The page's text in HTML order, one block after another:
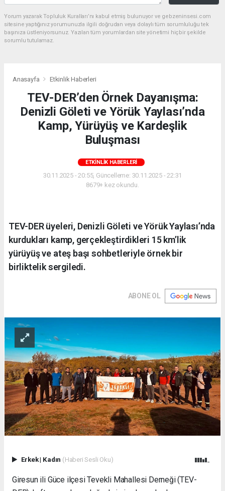
Yorum yazarak Topluluk Kuralları’nı kabul etmiş bulunuyor ve gebzeninsesi.com
sitesine yaptığınız yorumunuzla ilgili doğrudan veya dolaylı tüm sorumluluğu tek
başınıza üstleniyorsunuz. Yazılan tüm yorumlardan site yönetimi hiçbir şekilde
sorumlu tutulamaz.
Anasayfa Etkinlik Haberleri
TEV-DER’den Örnek Dayanışma:
Denizli Göleti ve Yörük Yaylası’nda
Kamp, Yürüyüş ve Kardeşlik
Buluşması
ETKINLIK HABERLERI
30.11.2025 - 20:55, Güncelleme: 30.11.2025 - 22:31
8679+ kez okundu.
TEV-DER üyeleri, Denizli Göleti ve Yörük Yaylası’nda
kurdukları kamp, gerçekleştirdikleri 15 km’lik
yürüyüş ve ateş başı sohbetleriyle örnek bir
birliktelik sergiledi.
ABONE OL
Erkek| Kadın (Haberi Sesli Oku)
Giresun ili Güce ilçesi Tevekli Mahallesi Derneği (TEV-